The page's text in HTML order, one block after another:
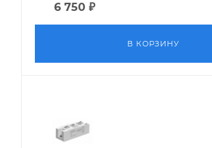
6 750 ₽
В КОРЗИНУ